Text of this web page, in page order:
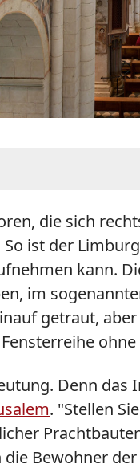
die sich
ist der
kann.
im
getraut,
ohne
Denn
. "Stellen
Bewohner